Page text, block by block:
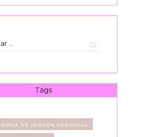
Tags
DE IMAGEN PERSONAL